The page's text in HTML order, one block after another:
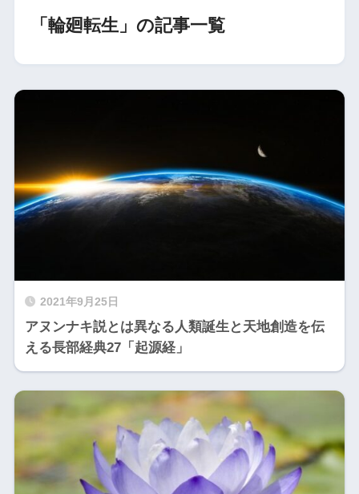
「輪廻転生」の記事一覧
2021年9月25日
アヌンナキ説とは異なる人類誕生と天地創造を伝
える長部経典27「起源経」